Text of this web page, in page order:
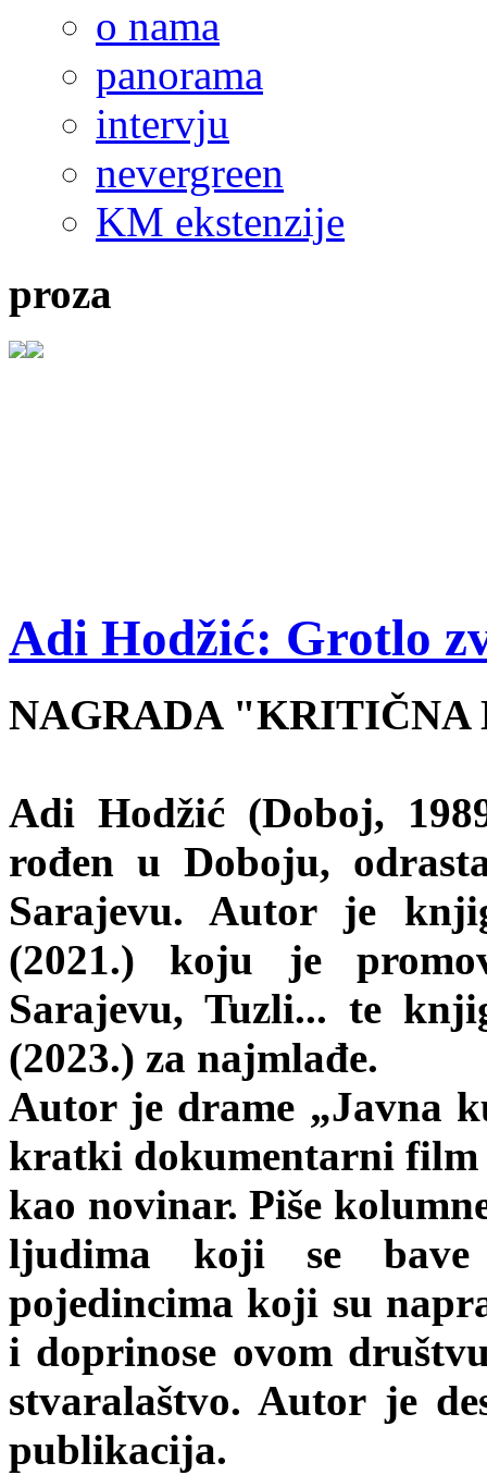
o nama
panorama
intervju
nevergreen
KM ekstenzije
proza
Adi Hodžić: Grotlo
NAGRADA "KRITIČNA
Adi Hodžić (Doboj,
rođen u Doboju,
Sarajevu. Autor je
(2021.) koju je
Sarajevu, Tuzli... te
(2023.) za najmlađe.
Autor je drame „Javna
kratki dokumentarni film
kao novinar. Piše
ljudima koji se
pojedincima koji su
i doprinose ovom
stvaralaštvo. Autor je
publikacija.